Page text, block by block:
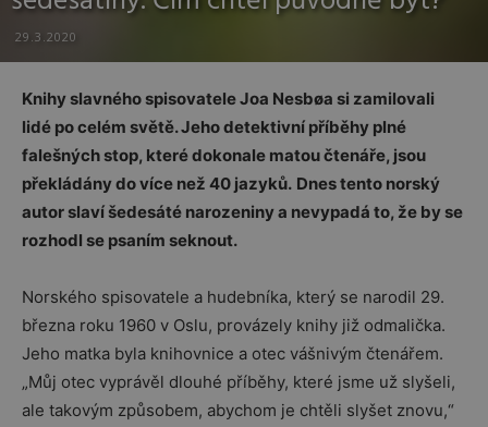
29.3.2020
Knihy slavného spisovatele Joa Nesbøa si zamilovali
lidé po celém světě. Jeho detektivní příběhy plné
falešných stop, které dokonale matou čtenáře, jsou
překládány do více než 40 jazyků. Dnes tento norský
autor slaví šedesáté narozeniny a nevypadá to, že by se
rozhodl se psaním seknout.
Norského spisovatele a hudebníka, který se narodil 29.
března roku 1960 v Oslu, provázely knihy již odmalička.
Jeho matka byla knihovnice a otec vášnivým čtenářem.
„Můj otec vyprávěl dlouhé příběhy, které jsme už slyšeli,
ale takovým způsobem, abychom je chtěli slyšet znovu,“